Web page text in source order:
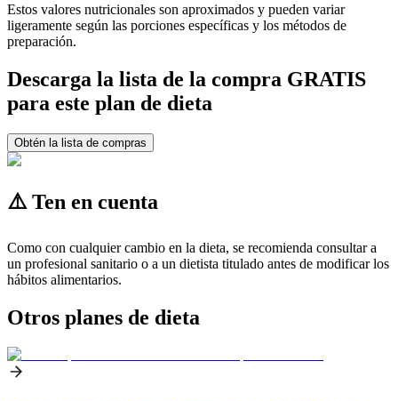
Estos valores nutricionales son aproximados y pueden variar
ligeramente según las porciones específicas y los métodos de
preparación.
Descarga la lista de la compra GRATIS
para este plan de dieta
Obtén la lista de compras
⚠️ Ten en cuenta
Como con cualquier cambio en la dieta, se recomienda consultar a
un profesional sanitario o a un dietista titulado antes de modificar los
hábitos alimentarios.
Otros planes de dieta